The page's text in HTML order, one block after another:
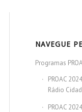
NAVEGUE
Programas
PROAC
Rádio
PROAC